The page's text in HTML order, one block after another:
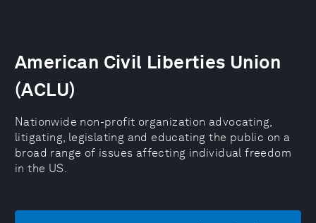
American Civil Liberties Union
(ACLU)
Nationwide non-profit organization advocating,
litigating, legislating and educating the public on a
broad range of issues affecting individual freedom
in the US.